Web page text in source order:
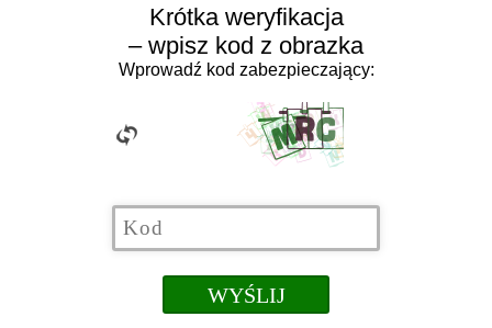
Krótka weryfikacja
– wpisz kod z obrazka
Wprowadź kod zabezpieczający: